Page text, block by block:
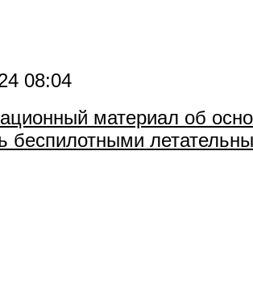
08:04
материал об
беспилотными